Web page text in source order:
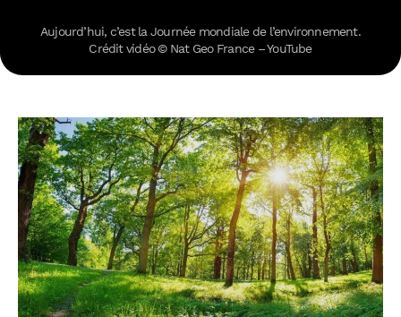
Aujourd’hui, c’est la Journée mondiale de l’environnement.
Crédit vidéo © Nat Geo France – YouTube